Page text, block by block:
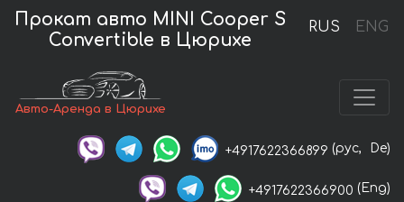
RUS ENG
Прокат авто MINI Cooper S
Convertible в Цюрихе
Авто-Аренда в Цюрихе
+4917622366899 (рус, De)
+4917622366900 (Eng)